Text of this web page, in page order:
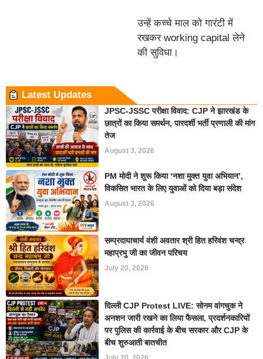
उन्हें कच्चे माल को गारंटी में
रखकर working capital लेने
की सुविधा।
Latest Updates
JPSC-JSSC परीक्षा विवाद: CJP ने झारखंड के
छात्रों का किया समर्थन, पारदर्शी भर्ती प्रणाली की मांग
तेज
August 3, 2026
PM मोदी ने शुरू किया ‘नशा मुक्त युवा अभियान’,
विकसित भारत के लिए युवाओं को दिया बड़ा संदेश
August 3, 2026
सम्प्रदायाचार्य वंशी अवतार श्री हित हरिवंश चन्द्र
महाप्रभु जी का जीवन परिचय
July 20, 2026
दिल्ली CJP Protest LIVE: सोनम वांगचुक ने
अनशन जारी रखने का लिया फैसला, प्रदर्शनकारियों
पर पुलिस की कार्रवाई के बीच सरकार और CJP के
बीच शुरुआती बातचीत